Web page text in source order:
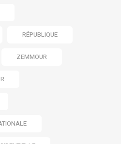
RÉPUBLIQUE
ZEMMOUR